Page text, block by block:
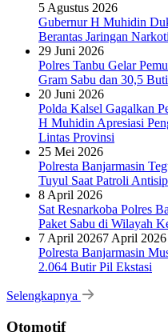
5 Agustus 2026
Gubernur H Muhidin
Berantas Jaringan
29 Juni 2026
Polres Tanbu Gelar
Gram Sabu dan 30,5
20 Juni 2026
Polda Kalsel Gagalkan
H Muhidin Apresiasi
Lintas Provinsi
25 Mei 2026
Polresta Banjarmasin
Tuyul Saat Patroli
8 April 2026
Sat Resnarkoba Polres
Paket Sabu di Wilayah
7 April 20267 April 2026
Polresta Banjarmasin
2.064 Butir Pil Ekstasi
Selengkapnya
Otomotif